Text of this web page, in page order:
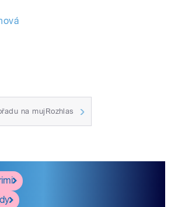
na mujRozhlas